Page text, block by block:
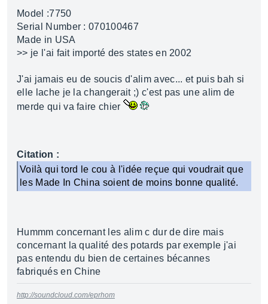
Model :7750
Serial Number : 070100467
Made in USA
>> je l'ai fait importé des states en 2002
J'ai jamais eu de soucis d'alim avec... et puis bah si
elle lache je la changerait ;) c'est pas une alim de
merde qui va faire chier
Citation :
Voilà qui tord le cou à l'idée reçue qui voudrait que
les Made In China soient de moins bonne qualité.
Hummm concernant les alim c dur de dire mais
concernant la qualité des potards par exemple j'ai
pas entendu du bien de certaines bécannes
fabriqués en Chine
http://soundcloud.com/eprhom